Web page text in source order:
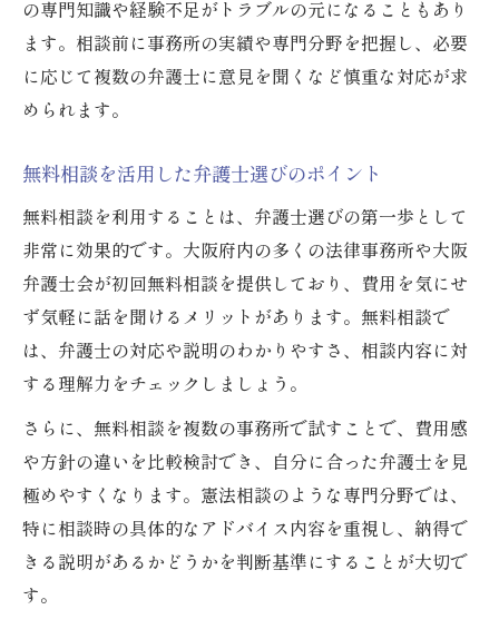
の専門知識や経験不足がトラブルの元になることもあり
ます。相談前に事務所の実績や専門分野を把握し、必要
に応じて複数の弁護士に意見を聞くなど慎重な対応が求
められます。
無料相談を活用した弁護士選びのポイント
無料相談を利用することは、弁護士選びの第一歩として
非常に効果的です。大阪府内の多くの法律事務所や大阪
弁護士会が初回無料相談を提供しており、費用を気にせ
ず気軽に話を聞けるメリットがあります。無料相談で
は、弁護士の対応や説明のわかりやすさ、相談内容に対
する理解力をチェックしましょう。
さらに、無料相談を複数の事務所で試すことで、費用感
や方針の違いを比較検討でき、自分に合った弁護士を見
極めやすくなります。憲法相談のような専門分野では、
特に相談時の具体的なアドバイス内容を重視し、納得で
きる説明があるかどうかを判断基準にすることが大切で
す。